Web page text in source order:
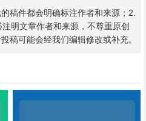
稿件都会明确标注作者和来源；2.
明文章作者和来源，不尊重原创
稿可能会经我们编辑修改或补充。